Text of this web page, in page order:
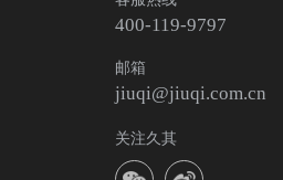
400-119-9797
邮箱
jiuqi@jiuqi.com.cn
关注久其